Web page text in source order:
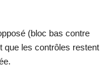
(bloc bas contre
que les contrôles restent